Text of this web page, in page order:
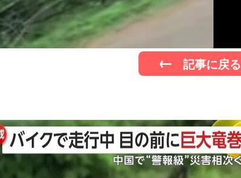
記事に戻る